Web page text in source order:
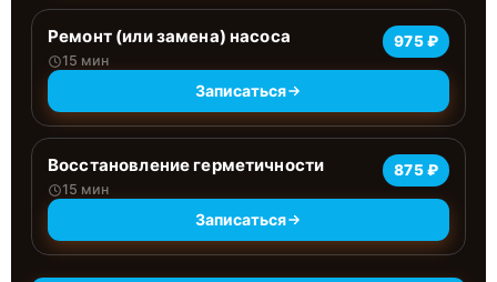
Ремонт (или замена) насоса
15 мин
975 ₽
Записаться
Восстановление герметичности
15 мин
875 ₽
Записаться